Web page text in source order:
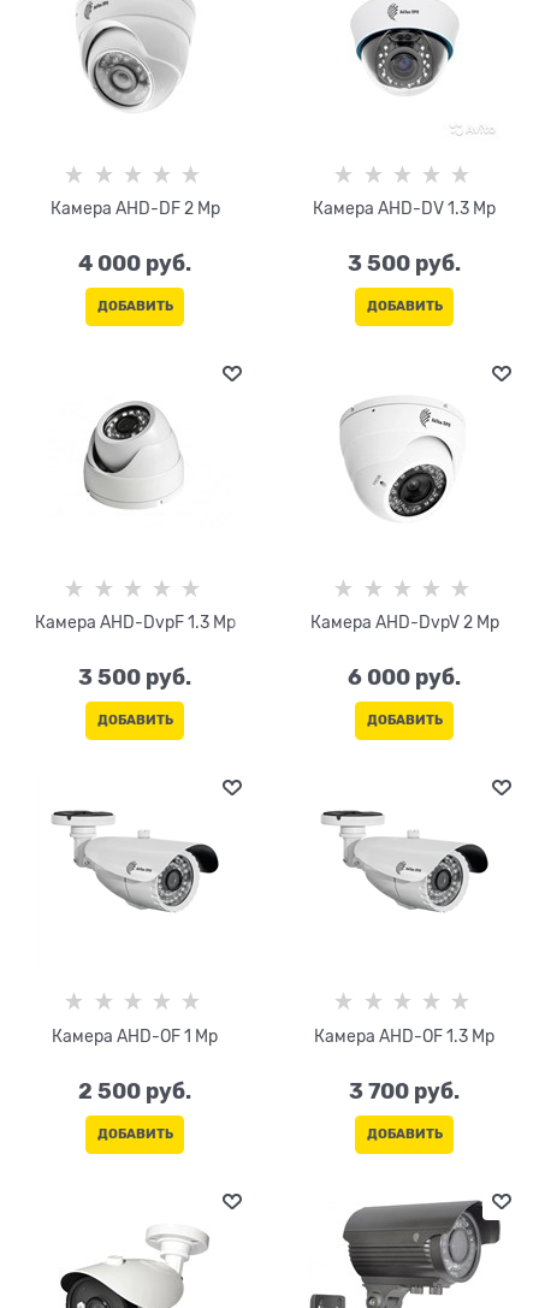
Камера AHD-DF 2 Mp
4 000 руб.
ДОБАВИТЬ
Камера AHD-DV 1.3 Mp
3 500 руб.
ДОБАВИТЬ
Камера AHD-DvpF 1.3 Mp
3 500 руб.
ДОБАВИТЬ
Камера AHD-DvpV 2 Mp
6 000 руб.
ДОБАВИТЬ
Камера AHD-OF 1 Mp
2 500 руб.
ДОБАВИТЬ
Камера AHD-OF 1.3 Mp
3 700 руб.
ДОБАВИТЬ